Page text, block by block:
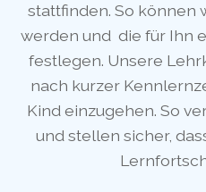
stattfinden. So können
werden und die für Ihn
festlegen. Unsere
nach kurzer
Kind einzugehen. So
und stellen sicher,